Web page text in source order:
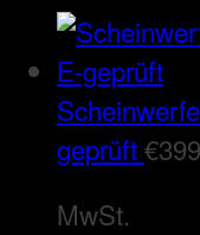
geprüft€
MwSt.